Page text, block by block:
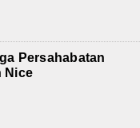
Persahabatan
Nice